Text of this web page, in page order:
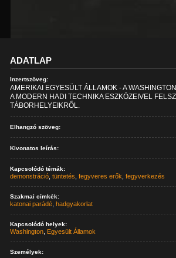
ADATLAP
Inzertszöveg:
AMERIKAI EGYESÜLT ÁLLAMOK - A
A MODERN HADI TECHNIKA ESZKÖZEIVEL
TÁBORHELYEIKRŐL.
Elhangzó szöveg:
Kivonatos leírás:
Kapcsolódó témák:
demonstráció ,tüntetés ,fegyveres erők ,fegyverkezés
Szakmai címkék:
katonai parádé ,hadgyakorlat
Kapcsolódó helyek:
Washington Egyesült Államok
Személyek: